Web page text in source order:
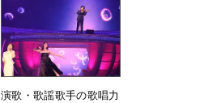
演歌・歌謡歌手の歌唱力